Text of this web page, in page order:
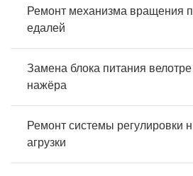
Ремонт механизма вращения п
едалей
Замена блока питания велотре
нажёра
Ремонт системы регулировки н
агрузки